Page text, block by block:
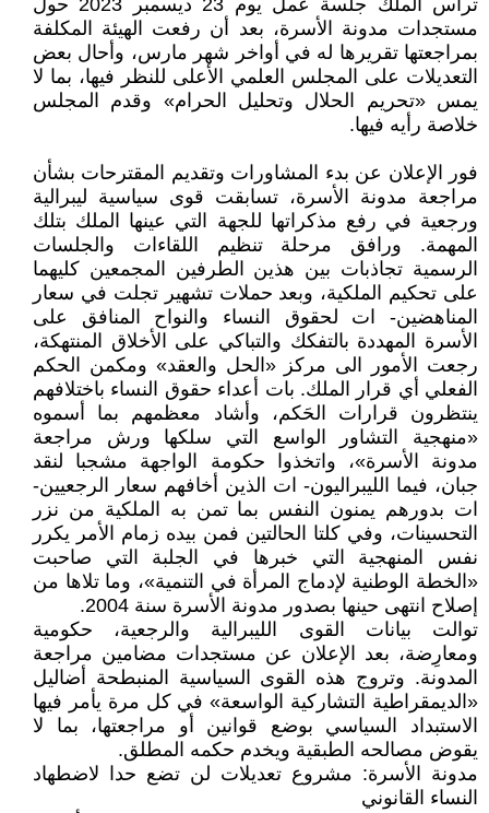
ترأس الملك جلسة عمل يوم 23 ديسمبر 2023 حول
مستجدات مدونة الأسرة، بعد أن رفعت الهيئة المكلفة
بمراجعتها تقريرها له في أواخر شهر مارس، وأحال بعض
التعديلات على المجلس العلمي الأعلى للنظر فيها، بما لا
يمس «تحريم الحلال وتحليل الحرام» وقدم المجلس
خلاصة رأيه فيها.
فور الإعلان عن بدء المشاورات وتقديم المقترحات بشأن
مراجعة مدونة الأسرة، تسابقت قوى سياسية ليبرالية
ورجعية في رفع مذكراتها للجهة التي عينها الملك بتلك
المهمة. ورافق مرحلة تنظيم اللقاءات والجلسات
الرسمية تجاذبات بين هذين الطرفين المجمعين كليهما
على تحكيم الملكية، وبعد حملات تشهير تجلت في سعار
المناهضين- ات لحقوق النساء والنواح المنافق على
الأسرة المهددة بالتفكك والتباكي على الأخلاق المنتهكة،
رجعت الأمور الى مركز «الحل والعقد» ومكمن الحكم
الفعلي أي قرار الملك. بات أعداء حقوق النساء باختلافهم
ينتظرون قرارات الحَكم، وأشاد معظمهم بما أسموه
«منهجية التشاور الواسع التي سلكها ورش مراجعة
مدونة الأسرة»، واتخذوا حكومة الواجهة مشجبا لنقد
جبان، فيما الليبراليون- ات الذين أخافهم سعار الرجعيين-
ات بدورهم يمنون النفس بما تمن به الملكية من نزر
التحسينات، وفي كلتا الحالتين فمن بيده زمام الأمر يكرر
نفس المنهجية التي خبرها في الجلبة التي صاحبت
«الخطة الوطنية لإدماج المرأة في التنمية»، وما تلاها من
إصلاح انتهى حينها بصدور مدونة الأسرة سنة 2004.
توالت بيانات القوى الليبرالية والرجعية، حكومية
ومعارِضة، بعد الإعلان عن مستجدات مضامين مراجعة
المدونة. وتروج هذه القوى السياسية المنبطحة أضاليل
«الديمقراطية التشاركية الواسعة» في كل مرة يأمر فيها
الاستبداد السياسي بوضع قوانين أو مراجعتها، بما لا
يقوض مصالحه الطبقية ويخدم حكمه المطلق.
مدونة الأسرة: مشروع تعديلات لن تضع حدا لاضطهاد
النساء القانوني